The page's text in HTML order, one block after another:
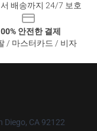
배송까지 24/7 보호
안전한 결제
/ 마스터카드 / 비자
Diego, CA 92122